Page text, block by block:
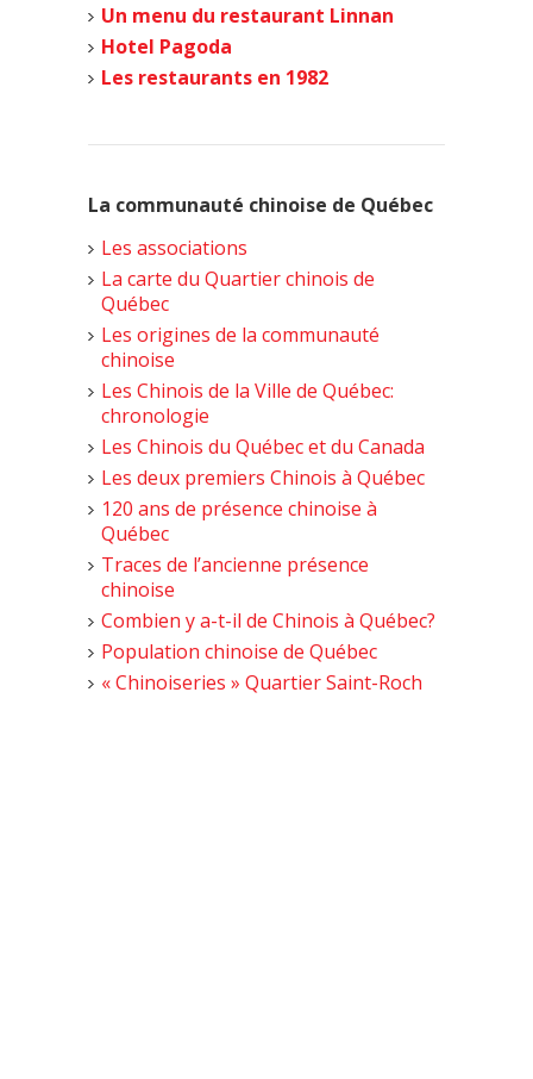
Un menu du restaurant Linnan
Hotel Pagoda
Les restaurants en 1982
La communauté chinoise de Québec
Les associations
La carte du Quartier chinois de
Québec
Les origines de la communauté
chinoise
Les Chinois de la Ville de Québec:
chronologie
Les Chinois du Québec et du Canada
Les deux premiers Chinois à Québec
120 ans de présence chinoise à
Québec
Traces de l’ancienne présence
chinoise
Combien y a-t-il de Chinois à Québec?
Population chinoise de Québec
« Chinoiseries » Quartier Saint-Roch